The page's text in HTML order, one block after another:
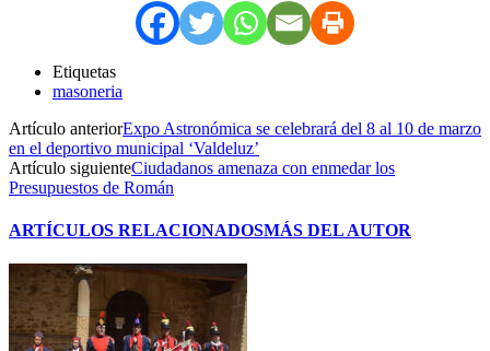
Etiquetas
masoneria
Artículo anteriorExpo Astronómica se celebrará del 8 al 10 de marzo
en el deportivo municipal ‘Valdeluz’
Artículo siguienteCiudadanos amenaza con enmedar los
Presupuestos de Román
ARTÍCULOS RELACIONADOSMÁS DEL AUTOR